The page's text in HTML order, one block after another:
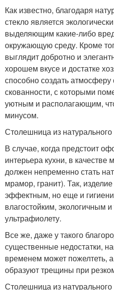
Как известно, благодаря
стекло является
выделяющим какие-либо
окружающую среду. Кроме
выглядит добротно и
хорошем вкусе и достатке
способно создать
скованности, с которыми
уютным и располагающим,
минусом.
Столешница из
В случае, когда предстоит
интерьера кухни, в
должен непременно стать
мрамор, гранит). Так,
эффектным, но еще и
влагостойким, экологичным
ультрафиолету.
Все же, даже у такого
существенные недостатки,
временем может пожелтеть,
образуют трещины при
Столешница из